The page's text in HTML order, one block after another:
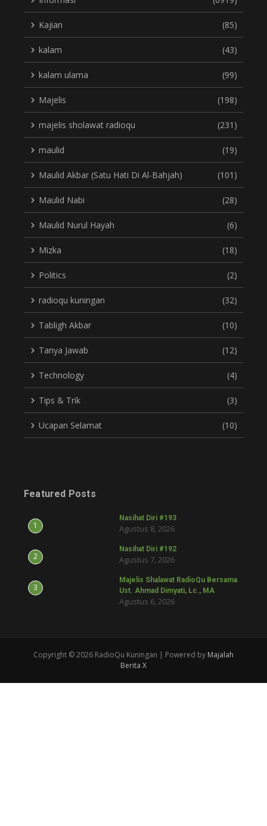
Kajian (85)
kalam (43)
kalam ulama (99)
Majelis (198)
majelis sholawat radioqu (231)
maulid (19)
Maulid Akbar (Satu Hati Di Al-Bahjah) (101)
Maulid Nabi (28)
Maulid Nurul Hayah (6)
Mizka (18)
Politics (2)
radioqu kuningan (32)
Tabligh Akbar (10)
Tanya Jawab (12)
Technology (4)
Tips & Trik (3)
Ucapan Selamat (10)
Featured Posts
1
Nasihat Diri #193
Agustus 8, 2026
2
Nasihat Diri #192
Agustus 7, 2026
3
Majelis Shalawat RadioQu Bersama
Ust. Ahmad Dimyati, Lc., MA
Agustus 6, 2026
Copyright © 2026 RadioQu Kuningan | Powered by Majalah
Berita X